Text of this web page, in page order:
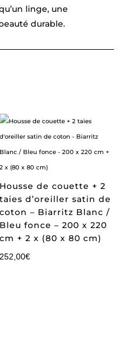
linge, une
durable.
Housse de couette + 2
taies d’oreiller satin de
coton – Biarritz Blanc /
Bleu fonce – 200 x 220
cm + 2 x (80 x 80 cm)
252,00€